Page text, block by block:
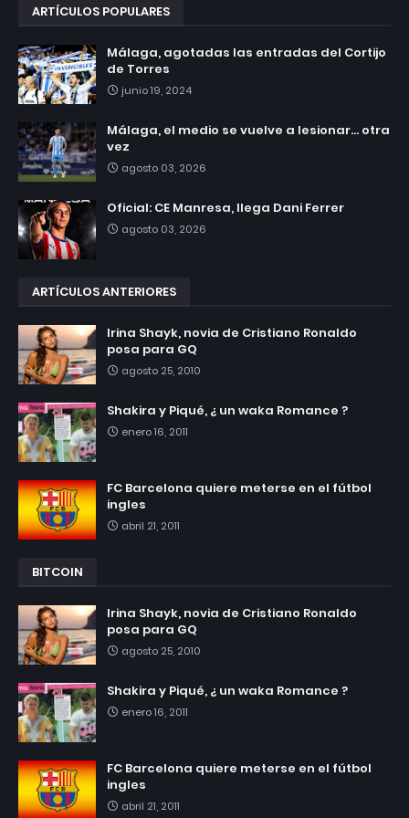
ARTÍCULOS POPULARES
Málaga, agotadas las entradas del Cortijo
de Torres
junio 19, 2024
Málaga, el medio se vuelve a lesionar... otra
vez
agosto 03, 2026
Oficial: CE Manresa, llega Dani Ferrer
agosto 03, 2026
ARTÍCULOS ANTERIORES
Irina Shayk, novia de Cristiano Ronaldo
posa para GQ
agosto 25, 2010
Shakira y Piqué, ¿ un waka Romance ?
enero 16, 2011
FC Barcelona quiere meterse en el fútbol
ingles
abril 21, 2011
BITCOIN
Irina Shayk, novia de Cristiano Ronaldo
posa para GQ
agosto 25, 2010
Shakira y Piqué, ¿ un waka Romance ?
enero 16, 2011
FC Barcelona quiere meterse en el fútbol
ingles
abril 21, 2011